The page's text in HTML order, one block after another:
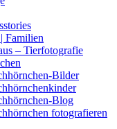
Familien
– Tierfotografie
Bilder
Blog
fotografieren